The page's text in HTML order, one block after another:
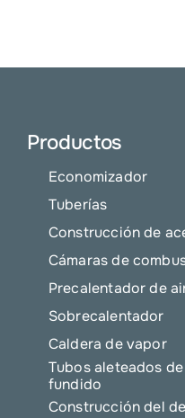
Productos
Economizador
Tuberías
Construcción de
Cámaras de
Precalentador de
Sobrecalentador
Caldera de vapor
Tubos aleteados
fundido
Construcción del